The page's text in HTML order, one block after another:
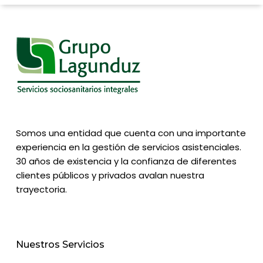
Somos una entidad que cuenta con una importante
experiencia en la gestión de servicios asistenciales.
30 años de existencia y la confianza de diferentes
clientes públicos y privados avalan nuestra
trayectoria.
Nuestros Servicios